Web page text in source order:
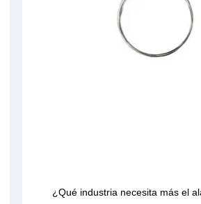
¿Qué industria necesita más el